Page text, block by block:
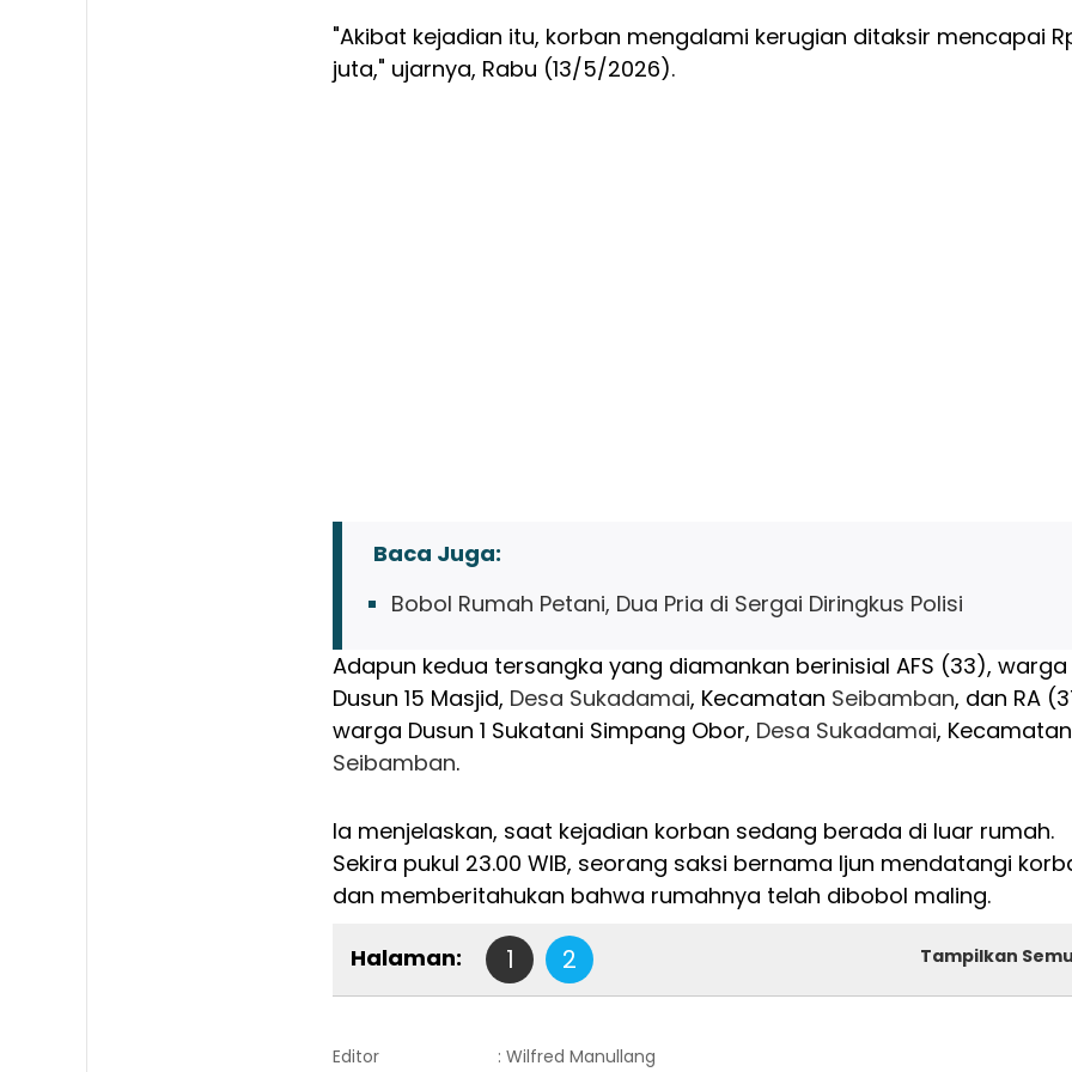
"Akibat kejadian itu, korban mengalami kerugian ditaksir mencapai
juta," ujarnya, Rabu (13/5/2026).
Baca Juga:
Bobol Rumah Petani, Dua Pria di Sergai Diringkus Polisi
Adapun kedua tersangka yang diamankan berinisial AFS (33), warga
Dusun 15 Masjid, Desa Sukadamai, Kecamatan Seibamban, dan RA
warga Dusun 1 Sukatani Simpang Obor, Desa Sukadamai, Kecamatan
Seibamban.
Ia menjelaskan, saat kejadian korban sedang berada di luar rumah.
Sekira pukul 23.00 WIB, seorang saksi bernama Ijun mendatangi
dan memberitahukan bahwa rumahnya telah dibobol maling.
Halaman: 1 2 Tampilkan
Editor : Wilfred Manullang